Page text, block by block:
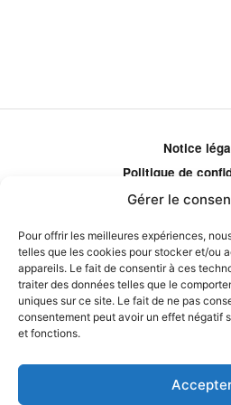
Gérer le
Pour offrir les meilleures expériences,
telles que les cookies pour stocker et/ou
appareils. Le fait de consentir à ces
traiter des données telles que le
uniques sur ce site. Le fait de ne pas
consentement peut avoir un effet négatif
et fonctions.
Notice
Politique de
Politique de
Comment ça
Qui sommes-
Obtenir les
Les